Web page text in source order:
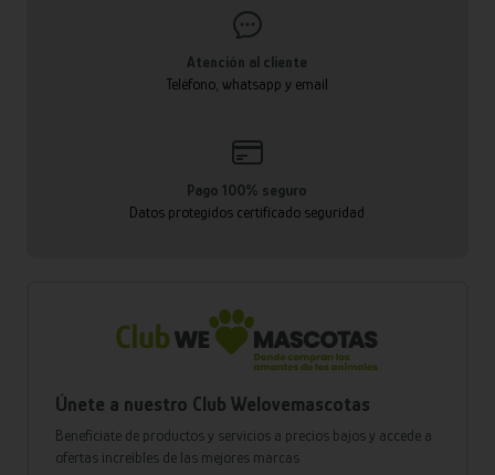
Atención al cliente
Teléfono, whatsapp y email
Pago 100% seguro
Datos protegidos certificado seguridad
Únete a nuestro Club Welovemascotas
Benefíciate de productos y servicios a precios bajos y accede a
ofertas increíbles de las mejores marcas